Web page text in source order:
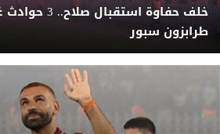
خلف حفاوة
طرابزون سبور